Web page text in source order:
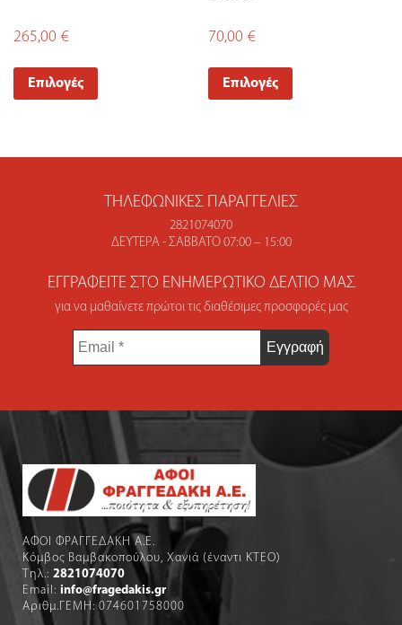
265,00 €
Επιλογές
70,00 €
Επιλογές
ΤΗΛΕΦΩΝΙΚΈΣ ΠΑΡΑΓΓΕΛΊΕΣ
2821074070
ΔΕΥΤΈΡΑ - ΣΆΒΒΑΤΟ 07:00 – 15:00
ΕΓΓΡΑΦΕΊΤΕ ΣΤΟ ΕΝΗΜΕΡΩΤΙΚΌ ΔΕΛΤΊΟ ΜΑΣ
για να μαθαίνετε πρώτοι τις διαθέσιμες προσφορές μας
Email
ΑΦΟΙ ΦΡΑΓΓΕΔΑΚΗ Α.Ε.
Κόμβος Βαμβακοπούλου, Χανιά (έναντι ΚΤΕΟ)
Τηλ.: 2821074070
Email: info@fragedakis.gr
Αριθμ.ΓΕΜΗ: 074601758000